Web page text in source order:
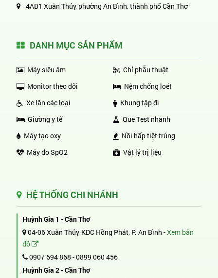
4AB1 Xuân Thủy, phường An Bình, thành phố Cần Thơ
DANH MỤC SẢN PHẨM
Máy siêu âm
Monitor theo dõi
Xe lăn các loại
Giường y tế
Máy tạo oxy
Máy đo SpO2
Chỉ phẫu thuật
Nệm chống loét
Khung tập đi
Que Test nhanh
Nồi hấp tiệt trùng
Vật lý trị liệu
HỆ THỐNG CHI NHÁNH
Huỳnh Gia 1 - Cần Thơ
04-06 Xuân Thủy, KDC Hồng Phát, P. An Bình -Xem bản
đồ
0907 694 868 -0899 060 456
Huỳnh Gia 2 - Cần Thơ